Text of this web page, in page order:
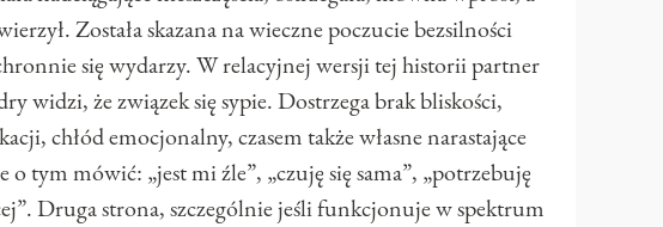
Została skazana na wieczne poczucie bezsilności
się wydarzy. W relacyjnej wersji tej historii partner
widzi, że związek się sypie. Dostrzega brak bliskości,
chłód emocjonalny, czasem także własne narastające
tym mówić: „jest mi źle”, „czuję się sama”, „potrzebuję
Druga strona, szczególnie jeśli funkcjonuje w spektrum